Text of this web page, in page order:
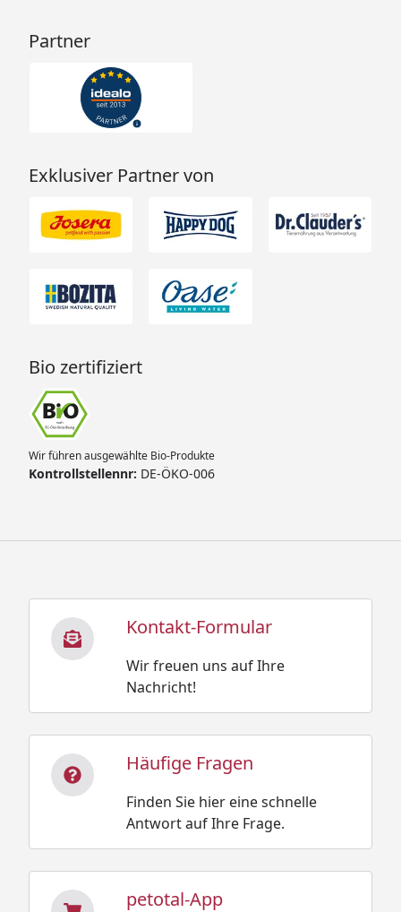
Partner
Exklusiver Partner von
Bio zertifiziert
Wir führen ausgewählte Bio-Produkte
Kontrollstellennr: DE-ÖKO-006
Kontakt-Formular
Wir freuen uns auf Ihre
Nachricht!
Häufige Fragen
Finden Sie hier eine schnelle
Antwort auf Ihre Frage.
petotal-App